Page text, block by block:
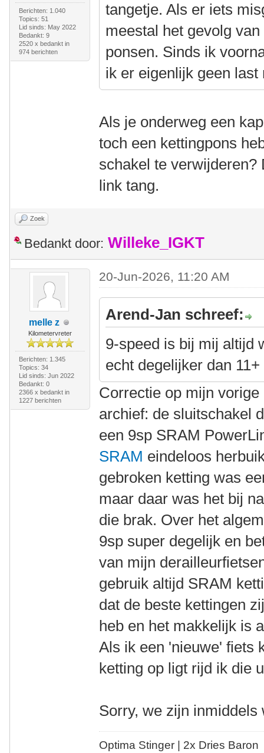
Berichten: 1.040
Topics: 51
Lid sinds: May 2022
Bedankt: 9
2520 x bedankt in
974 berichten
tangetje. Als er iets
meestal het gevolg
ponsen. Sinds ik
ik er eigenlijk geen last
Als je onderweg een
toch een kettingpons
schakel te verwijderen?
link tang.
Zoek
Bedankt door: Willeke_IGKT
melle z
Kilometervreter
Berichten: 1.345
Topics: 34
Lid sinds: Jun 2022
Bedankt: 0
2366 x bedankt in
1227 berichten
20-Jun-2026, 11:20 AM
Arend-Jan schreef:
9-speed is bij mij altijd
echt degelijker dan
Correctie op mijn
archief: de sluitschakel
een 9sp SRAM
SRAM eindeloos
gebroken ketting was
maar daar was het bij
die brak. Over het
9sp super degelijk en
van mijn
gebruik altijd SRAM
dat de beste kettingen
heb en het makkelijk is
Als ik een 'nieuwe' fiets
ketting op ligt rijd ik die
Sorry, we zijn
Optima Stinger | 2x Dries Baron